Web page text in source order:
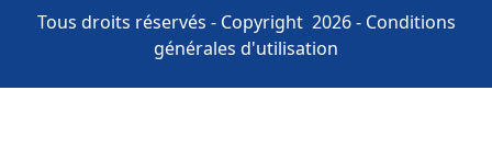
Tous droits réservés - Copyright 2026 - Conditions
générales d'utilisation